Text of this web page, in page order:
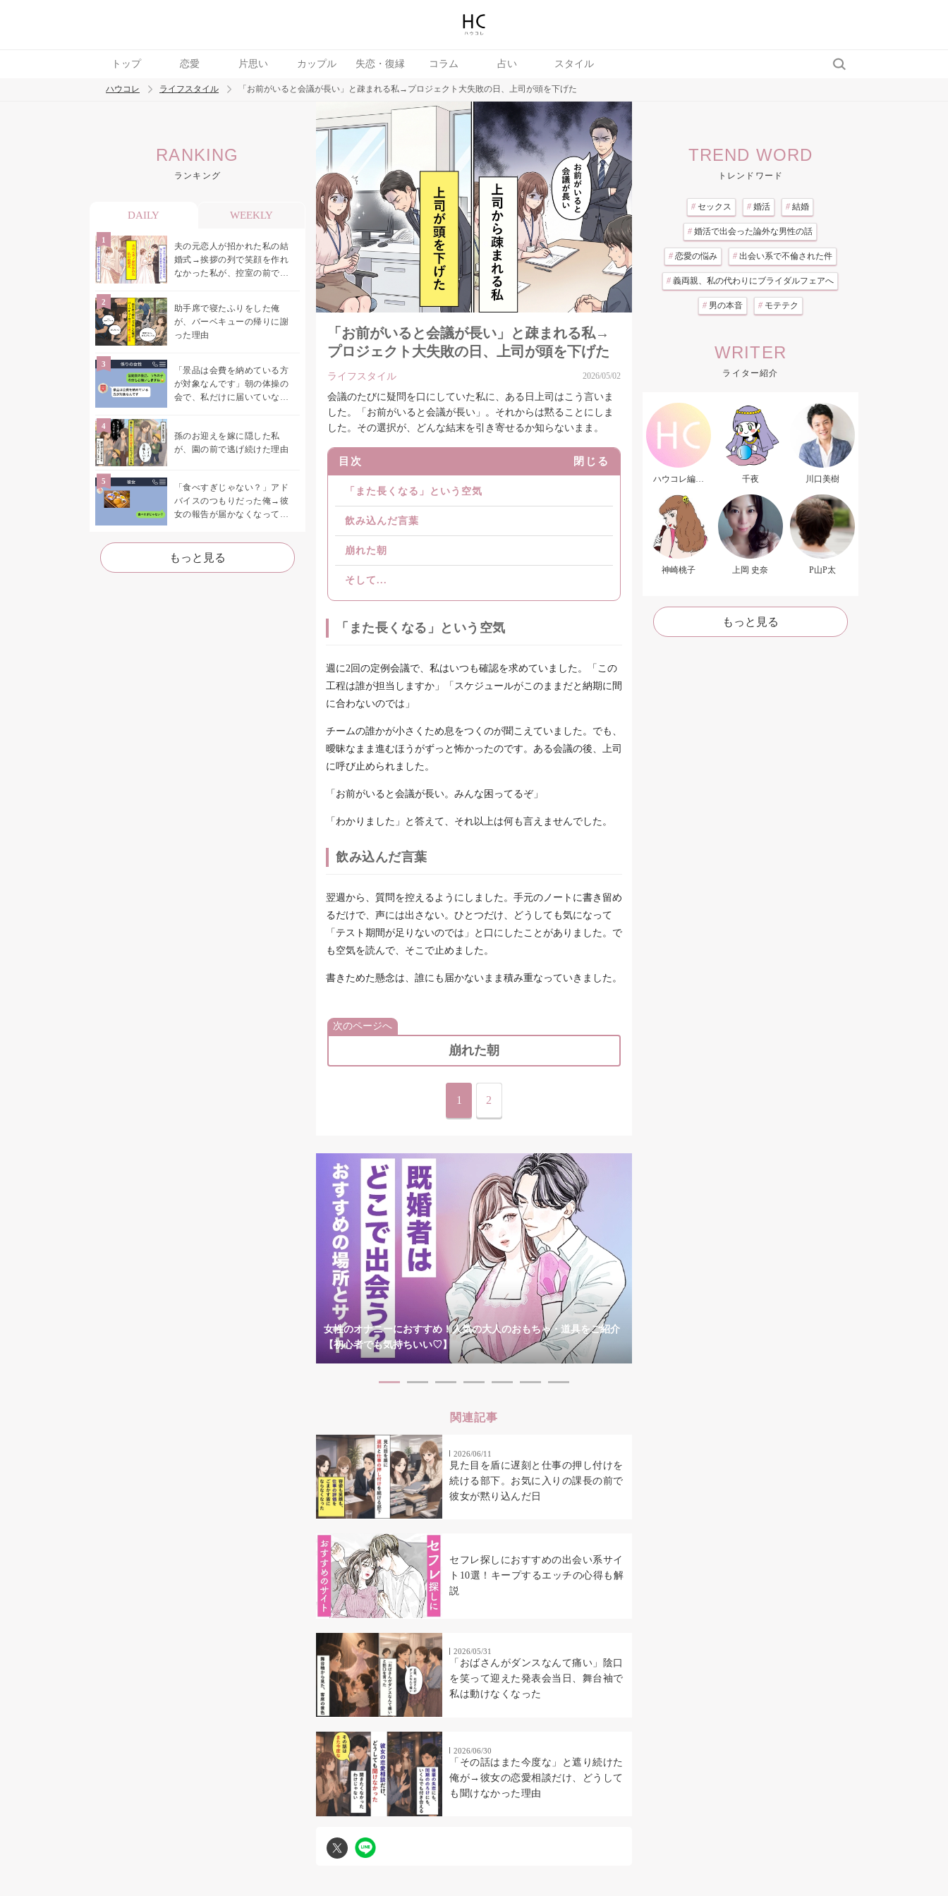
トップ 恋愛 片思い カップル 失恋・復縁 コラム 占い スタイル
トレンド ワード
ハウコレ ライフスタイル 「お前がいると会議が長い」と疎まれる私→プロジェクト大失敗の日、上司が頭を下げた
RANKING
ランキング
DAILY WEEKLY
夫の元恋人が招かれた私の結
婚式→挨拶の列で笑顔を作れ
なかった私が、控室の前で彼
助手席で寝たふりをした俺
が、バーベキューの帰りに謝
った理由
「景品は会費を納めている方
が対象なんです」朝の体操の
会で、私だけに届いていなか
孫のお迎えを嫁に隠した私
が、園の前で逃げ続けた理由
「食べすぎじゃない？」アド
バイスのつもりだった俺→彼
女の報告が届かなくなって、
た
もっと見る
「お前がいると会議が長い」と疎まれる私→
プロジェクト大失敗の日、上司が頭を下げた
ライフスタイル 2026/05/02
会議のたびに疑問を口にしていた私に、ある日上司はこう言いま
した。「お前がいると会議が長い」。それからは黙ることにしま
した。その選択が、どんな結末を引き寄せるか知らないまま。
目次 閉じる
「また長くなる」という空気
飲み込んだ言葉
崩れた朝
そして...
「また長くなる」という空気
週に2回の定例会議で、私はいつも確認を求めていました。「この
工程は誰が担当しますか」「スケジュールがこのままだと納期に間
に合わないのでは」
チームの誰かが小さくため息をつくのが聞こえていました。でも、
曖昧なまま進むほうがずっと怖かったのです。ある会議の後、上司
に呼び止められました。
「お前がいると会議が長い。みんな困ってるぞ」
「わかりました」と答えて、それ以上は何も言えませんでした。
飲み込んだ言葉
翌週から、質問を控えるようにしました。手元のノートに書き留め
るだけで、声には出さない。ひとつだけ、どうしても気になって
「テスト期間が足りないのでは」と口にしたことがありました。で
も空気を読んで、そこで止めました。
書きためた懸念は、誰にも届かないまま積み重なっていきました。
次のページへ
崩れた朝
1 2
女性のオナニーにおすすめ！人気の大人のおもちゃ・道具をご紹介
【初心者でも気持ちいい♡】
関連記事
2026/06/11
見た目を盾に遅刻と仕事の押し付けを
続ける部下。お気に入りの課長の前で
彼女が黙り込んだ日
セフレ探しにおすすめの出会い系サイ
ト10選！キープするエッチの心得も解
説
2026/05/31
「おばさんがダンスなんて痛い」陰口
を笑って迎えた発表会当日、舞台袖で
私は動けなくなった
2026/06/30
「その話はまた今度な」と遮り続けた
俺が→彼女の恋愛相談だけ、どうして
も聞けなかった理由
TREND WORD
トレンドワード
# セックス # 婚活 # 結婚
# 婚活で出会った論外な男性の話
# 恋愛の悩み # 出会い系で不倫された件
# 義両親、私の代わりにブライダルフェアへ
# 男の本音 # モテテク
WRITER
ライター紹介
ハウコレ編集
千夜 川口美樹
神崎桃子 上岡 史奈 P山P太
もっと見る